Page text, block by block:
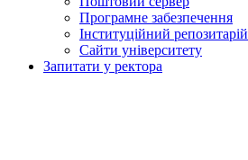
Програмне забезпечення
Інституційний репозитарій
Сайти університету
Запитати у ректора